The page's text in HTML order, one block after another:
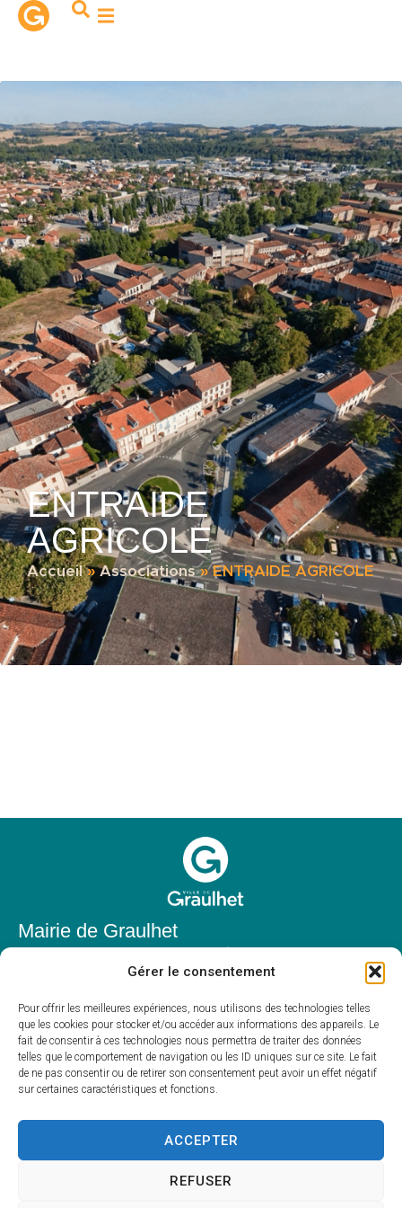
Gérer le consentement
Pour offrir les meilleures expériences, nous utilisons des technologies telles
que les cookies pour stocker et/ou accéder aux informations des appareils. Le
fait de consentir à ces technologies nous permettra de traiter des données
telles que le comportement de navigation ou les ID uniques sur ce site. Le fait
de ne pas consentir ou de retirer son consentement peut avoir un effet négatif
sur certaines caractéristiques et fonctions.
ACCEPTER
REFUSER
principal
ENTRAIDE
AGRICOLE
Accueil»Associations»ENTRAIDE AGRICOLE
Mairie de Graulhet
81300 Graulhet
05 63 42 85 50
mairie@mairie-graulhet.fr
Horaires d'ouverture
Du lundi au vendredi :